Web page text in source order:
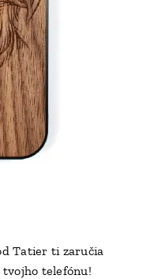
Tatier ti zaručia
telefónu!